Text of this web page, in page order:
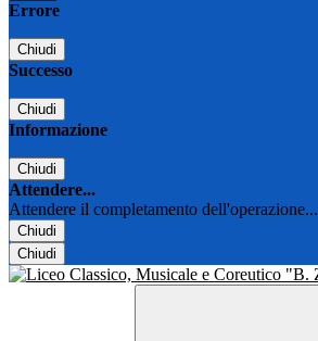
Errore
Chiudi
Successo
Chiudi
Informazione
Chiudi
Attendere...
Attendere il completamento dell'operazione...
Chiudi
Chiudi